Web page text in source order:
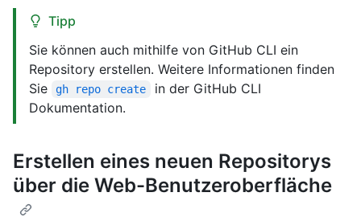
Tipp
Sie können auch mithilfe von GitHub CLI ein
Repository erstellen. Weitere Informationen finden
Sie
gh repo create
in der GitHub CLI
Dokumentation.
Erstellen eines neuen Repositorys
über die Web-Benutzeroberfläche